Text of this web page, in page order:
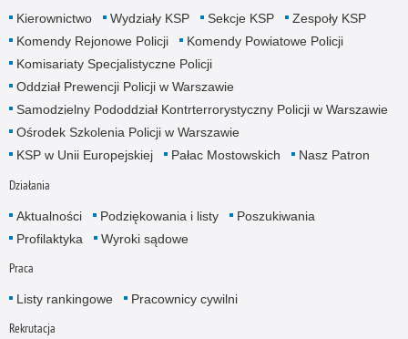
Kierownictwo Wydziały KSP Sekcje KSP
Zespoły KSP
Komendy Rejonowe Policji
Komendy Powiatowe Policji
Komisariaty Specjalistyczne Policji
Oddział Prewencji Policji w Warszawie
Samodzielny Pododdział Kontrterrorystyczny Policji w Warszawie
Ośrodek Szkolenia Policji w Warszawie
KSP w Unii Europejskiej
Pałac Mostowskich Nasz Patron
Działania
Aktualności Podziękowania i listy
Poszukiwania
Profilaktyka
Wyroki sądowe
Praca
Listy rankingowe Pracownicy cywilni
Rekrutacja